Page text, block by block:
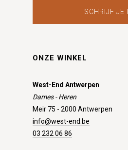
SCHRIJF JE
ONZE WINKEL
West-End Antwerpen
Dames - Heren
Meir 75 - 2000 Antwerpen
info@west-end.be
03 232 06 86